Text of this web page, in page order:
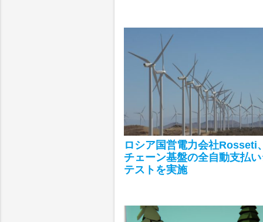
ロシア国営電力会社Rosseti
チェーン基盤の全自動支払
テストを実施